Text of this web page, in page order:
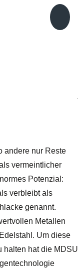
andere nur Reste
vermeintlicher
Potenzial:
verbleibt als
genannt.
Metallen
Um diese
halten hat die MDSU